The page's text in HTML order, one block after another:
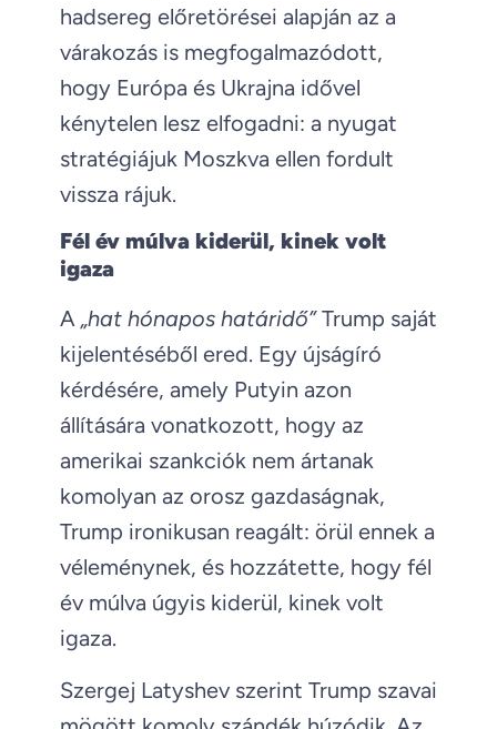
hadsereg előretörései alapján az a
várakozás is megfogalmazódott,
hogy Európa és Ukrajna idővel
kénytelen lesz elfogadni: a nyugat
stratégiájuk Moszkva ellen fordult
vissza rájuk.
Fél év múlva kiderül, kinek volt
igaza
A „hat hónapos határidő”Trump saját
kijelentéséből ered. Egy újságíró
kérdésére, amely Putyin azon
állítására vonatkozott, hogy az
amerikai szankciók nem ártanak
komolyan az orosz gazdaságnak,
Trump ironikusan reagált: örül ennek a
véleménynek, és hozzátette, hogy fél
év múlva úgyis kiderül, kinek volt
igaza.
Szergej Latyshev szerint Trump szavai